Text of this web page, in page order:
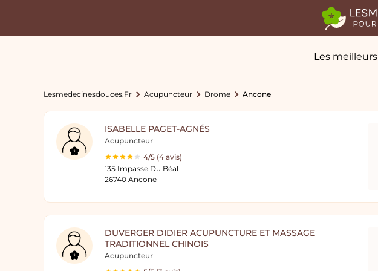
Les meilleurs
Lesmedecinesdouces.fr Acupuncteur Drome Ancone
ISABELLE PAGET-AGNÉS
Acupuncteur
4/5 (4 avis)
135 Impasse Du Béal
26740 Ancone
DUVERGER DIDIER ACUPUNCTURE ET MASSAGE
TRADITIONNEL CHINOIS
Acupuncteur